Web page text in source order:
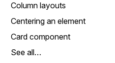
Column layouts
Centering an element
Card component
See all…